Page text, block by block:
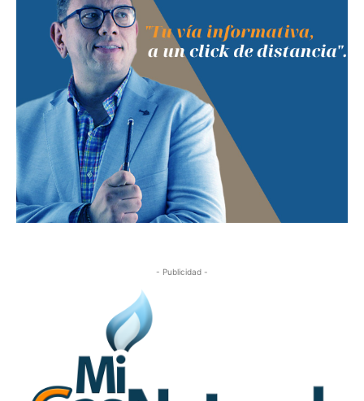
- Publicidad -